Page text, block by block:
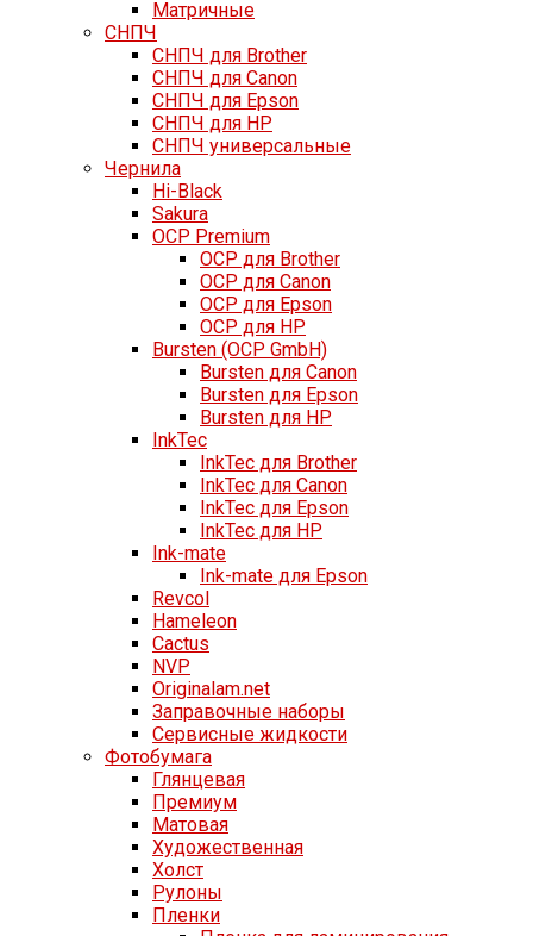
Матричные
СНПЧ
СНПЧ для Brother
СНПЧ для Canon
СНПЧ для Epson
СНПЧ для HP
СНПЧ универсальные
Чернила
Hi-Black
Sakura
OCP Premium
OCP для Brother
OCP для Canon
OCP для Epson
OCP для HP
Bursten (OCP GmbH)
Bursten для Canon
Bursten для Epson
Bursten для HP
InkTec
InkTec для Brother
InkTec для Canon
InkTec для Epson
InkTec для HP
Ink-mate
Ink-mate для Epson
Revcol
Hameleon
Cactus
NVP
Originalam.net
Заправочные наборы
Сервисные жидкости
Фотобумага
Глянцевая
Премиум
Матовая
Художественная
Холст
Рулоны
Пленки